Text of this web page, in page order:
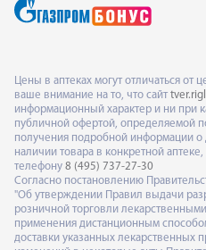
Цены в аптеках могут отличаться от
ваше внимание на то, что сайт
информационный характер и ни при
публичной офертой, определяемой
получения подробной информации о
наличии товара в конкретной
телефону 8 (495) 737-27-30
Согласно постановлению
"Об утверждении Правил выдачи
розничной торговли
применения дистанционным
доставки указанных лекарственных